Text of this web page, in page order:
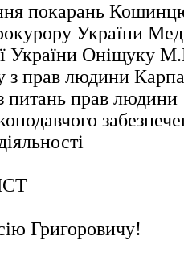
покарань
України
України Оніщуку
прав людини
питань прав людини
Григоровичу!